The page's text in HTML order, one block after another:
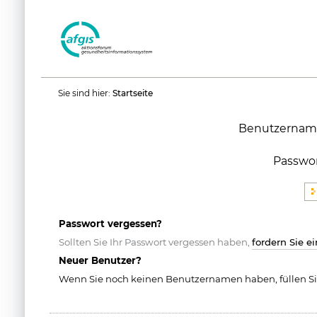
Benutzerspezifische
Sie sind hier: Startseite
Passwort vergessen?
Sollten Sie Ihr Passwort vergessen haben, fordern Sie
Neuer Benutzer?
Wenn Sie noch keinen Benutzernamen haben, füllen